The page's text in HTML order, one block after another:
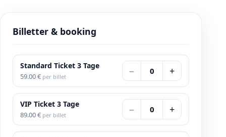
Billetter & booking
Standard Ticket 3 Tage
59.00€ per billet − 0 +
VIP Ticket 3 Tage
89.00€ per billet − 0 +